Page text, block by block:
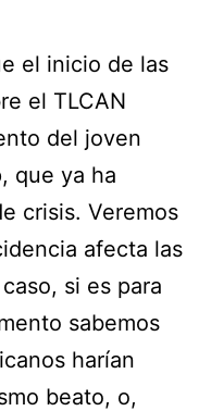
el inicio de las
el TLCAN
del joven
que ya ha
crisis. Veremos
afecta las
si es para
sabemos
harían
beato, o,